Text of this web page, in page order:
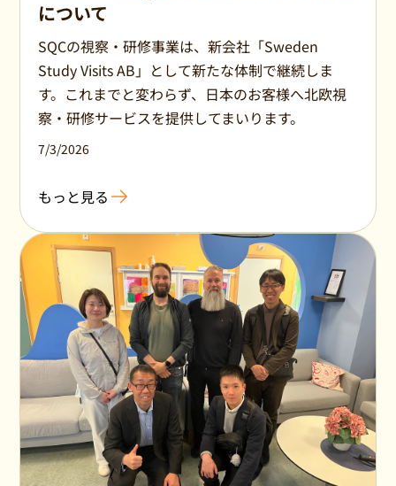
について
SQCの視察・研修事業は、新会社「Sweden
Study Visits AB」として新たな体制で継続しま
す。これまでと変わらず、日本のお客様へ北欧視
察・研修サービスを提供してまいります。
7/3/2026
もっと見る